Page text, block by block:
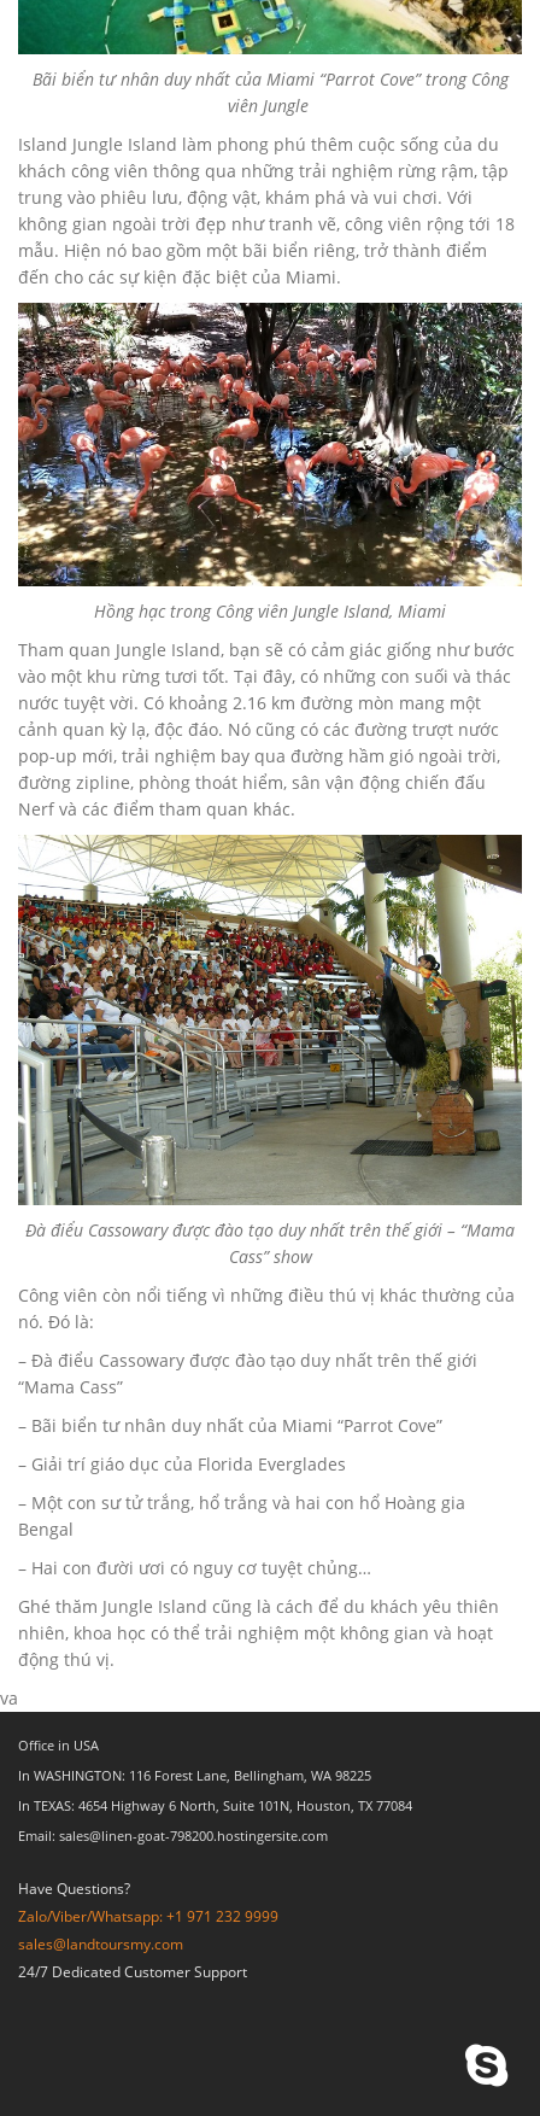
Bãi biển tư nhân duy nhất của Miami “Parrot Cove” trong Công
viên Jungle
Island Jungle Island làm phong phú thêm cuộc sống của du
khách công viên thông qua những trải nghiệm rừng rậm, tập
trung vào phiêu lưu, động vật, khám phá và vui chơi. Với
không gian ngoài trời đẹp như tranh vẽ, công viên rộng tới 18
mẫu. Hiện nó bao gồm một bãi biển riêng, trở thành điểm
đến cho các sự kiện đặc biệt của Miami.
Hồng hạc trong Công viên Jungle Island, Miami
Tham quan Jungle Island, bạn sẽ có cảm giác giống như bước
vào một khu rừng tươi tốt. Tại đây, có những con suối và thác
nước tuyệt vời. Có khoảng 2.16 km đường mòn mang một
cảnh quan kỳ lạ, độc đáo. Nó cũng có các đường trượt nước
pop-up mới, trải nghiệm bay qua đường hầm gió ngoài trời,
đường zipline, phòng thoát hiểm, sân vận động chiến đấu
Nerf và các điểm tham quan khác.
Đà điểu Cassowary được đào tạo duy nhất trên thế giới – “Mama
Cass” show
Công viên còn nổi tiếng vì những điều thú vị khác thường của
nó. Đó là:
– Đà điểu Cassowary được đào tạo duy nhất trên thế giới
“Mama Cass”
– Bãi biển tư nhân duy nhất của Miami “Parrot Cove”
– Giải trí giáo dục của Florida Everglades
– Một con sư tử trắng, hổ trắng và hai con hổ Hoàng gia
Bengal
– Hai con đười ươi có nguy cơ tuyệt chủng…
Ghé thăm Jungle Island cũng là cách để du khách yêu thiên
nhiên, khoa học có thể trải nghiệm một không gian và hoạt
động thú vị.
va
Office in USA
In WASHINGTON: 116 Forest Lane, Bellingham, WA 98225
In TEXAS: 4654 Highway 6 North, Suite 101N, Houston, TX 77084
Email: sales@linen-goat-798200.hostingersite.com
Have Questions?
Zalo/Viber/Whatsapp: +1 971 232 9999
sales@landtoursmy.com
24/7 Dedicated Customer Support